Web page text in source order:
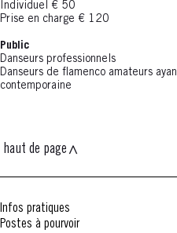
Individuel € 50
Prise en charge € 120
Public
Danseurs professionnels
Danseurs de flamenco amateurs
contemporaine
haut de page
Infos pratiques
Postes à pourvoir